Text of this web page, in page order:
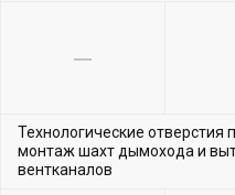
Технологические отверстия
монтаж шахт дымохода и
вентканалов